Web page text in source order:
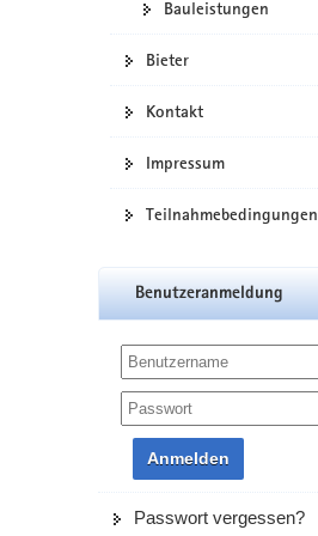
Bauleistungen
Bieter
Kontakt
Impressum
Teilnahmebedingungen
Benutzeranmeldung
Anmelden
Passwort vergessen?